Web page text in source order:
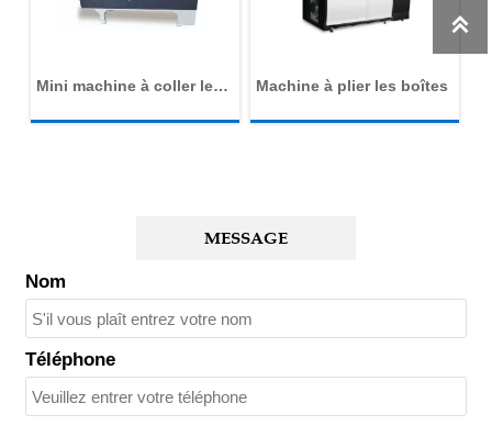
Mini machine à coller les
Machine à plier les boîtes
MESSAGE
Nom
Téléphone
